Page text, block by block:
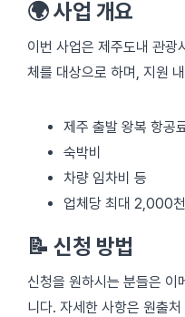
🌍 사업 개요
이번 사업은 제주도내 관광
체를 대상으로 하며, 지원
제주 출발 왕복 항공
숙박비
차량 임차비 등
업체당 최대 2,000
📝 신청 방법
신청을 원하시는 분들은 이
니다. 자세한 사항은 원출